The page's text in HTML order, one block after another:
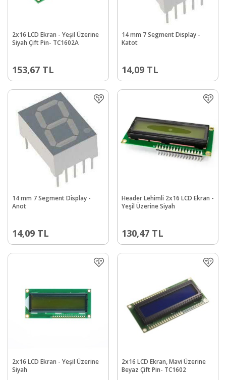
2x16 LCD Ekran - Yeşil Üzerine
Siyah Çift Pin- TC1602A
153,67 TL
14 mm 7 Segment Display -
Katot
14,09 TL
14 mm 7 Segment Display -
Anot
14,09 TL
Header Lehimli 2x16 LCD Ekran -
Yeşil Üzerine Siyah
130,47 TL
2x16 LCD Ekran - Yeşil Üzerine
Siyah
2x16 LCD Ekran, Mavi Üzerine
Beyaz Çift Pin- TC1602